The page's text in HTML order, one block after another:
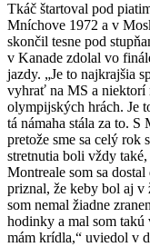
Tkáč štartoval pod
Mníchove 1972 a v
skončil tesne pod
v Kanade zdolal vo
jazdy. „Je to najkrajšia
vyhrať na MS a niektorí
olympijských hrách. Je
tá námaha stála za to.
pretože sme sa celý rok
stretnutia boli vždy
Montreale som sa
priznal, že keby bol aj v
som nemal žiadne
hodinky a mal som
mám krídla,“ uviedol v